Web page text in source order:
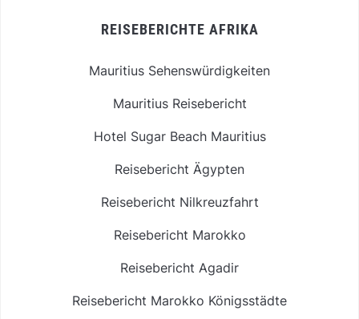
REISEBERICHTE AFRIKA
Mauritius Sehenswürdigkeiten
Mauritius Reisebericht
Hotel Sugar Beach Mauritius
Reisebericht Ägypten
Reisebericht Nilkreuzfahrt
Reisebericht Marokko
Reisebericht Agadir
Reisebericht Marokko Königsstädte